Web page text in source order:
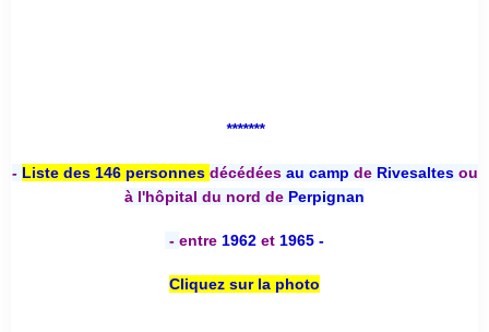
*******
- Liste des 146 personnes décédées au camp deRivesaltesou
à l'hôpital du nord de Perpignan
- entre 1962 et 1965 -
Cliquez sur la photo